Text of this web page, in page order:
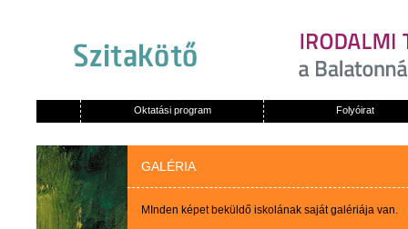
Oktatási program Folyóirat
GALÉRIA
MInden képet beküldő iskolának saját galériája van.